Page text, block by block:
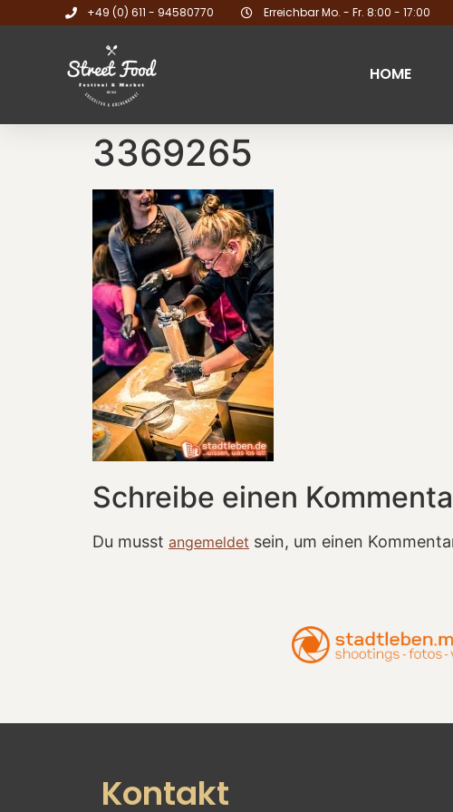
+49 (0) 611 - 94580770 Erreichbar Mo. - Fr. 8:00 - 17:00
HOME
3369265
Schreibe einen
Du musst angemeldet sein, um einen
Kontakt